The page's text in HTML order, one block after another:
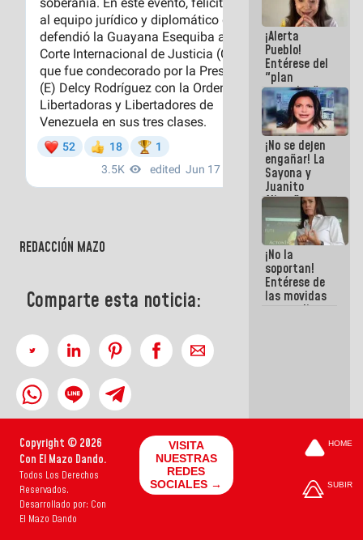
REDACCIÓN MAZO
Comparte esta noticia:
Viceministerio
de Energía
Eléctrica y
CORPOELEC
¡Alerta
Pueblo!
Entérese del
"plan
enjambre"
de La Sayo
para
sabotear el
diálogo y
promover el
caos
¡No se dejen
engañar! La
Sayona y
Juanito
Alimaña son
harina del
mismo
costal
¡No la
soportan!
Entérese de
las movidas
que realizan
Copyright © 2026
Con El Mazo Dando.
Todos Los Derechos
Reservados.
Desarrollado por: Con
El Mazo Dando
VISITA
NUESTRAS
REDES
SOCIALES →
HOME
SUBIR